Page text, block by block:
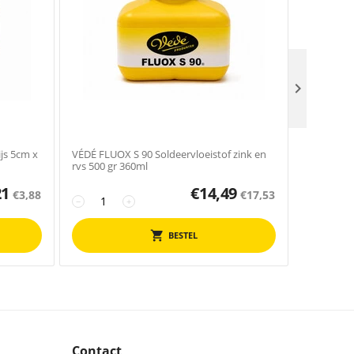
5cm x
€3,88
VÉDÉ FLUOX S 90 Soldeervloeistof zink en
rvs 500 gr 360ml
+
− €14,49 €17,53
BESTEL
